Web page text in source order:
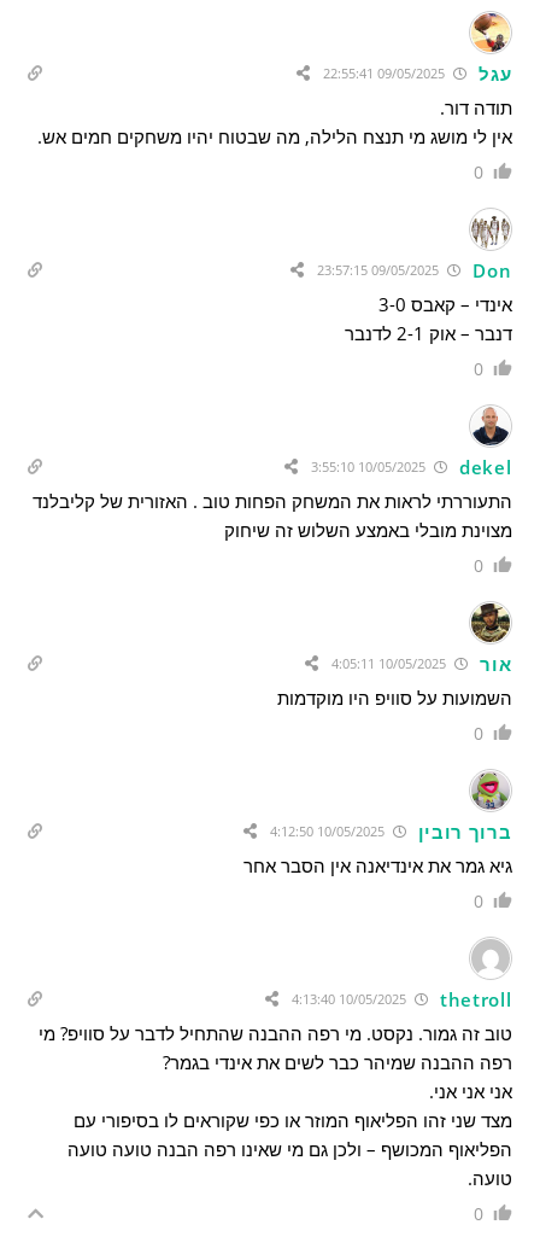
עגל
תודה דור.
אין לי מושג מי תנצח הלילה, מה שבטוח יהיו משחקים חמים אש.
0
Don
אינדי – קאבס 3-0
דנבר – אוק 2-1 לדנבר
0
dekel
התעוררתי לראות את המשחק הפחות טוב . האזורית של קליבלנד
מצוינת מובלי באמצע השלוש זה שיחוק
0
אור
השמועות על סוויפ היו מוקדמות
0
ברוך רובין 10/05/2025 4:12:50
גיא גמר את אינדיאנה אין הסבר אחר
0
thetroll
10/05/2025 4:13:40
טוב זה גמור. נקסט. מי רפה ההבנה שהתחיל לדבר על סוויפ? מי
רפה ההבנה שמיהר כבר לשים את אינדי בגמר?
אני אני אני.
מצד שני זהו הפליאוף המוזר או כפי שקוראים לו בסיפורי עם
הפליאוף המכושף – ולכן גם מי שאינו רפה הבנה טועה טועה
טועה.
0